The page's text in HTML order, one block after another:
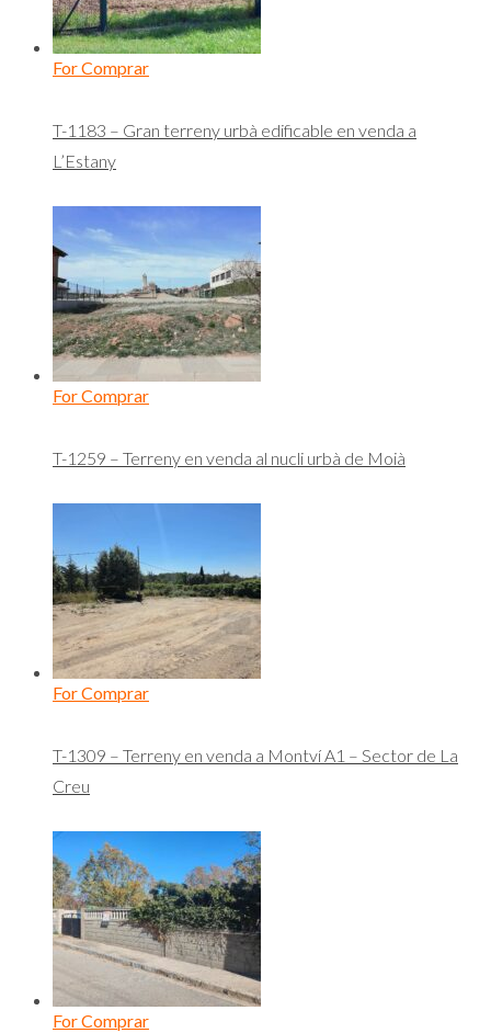
For Comprar
T-1183 – Gran terreny urbà edificable en venda a
L’Estany
For Comprar
T-1259 – Terreny en venda al nucli urbà de Moià
For Comprar
T-1309 – Terreny en venda a Montví A1 – Sector de La
Creu
For Comprar